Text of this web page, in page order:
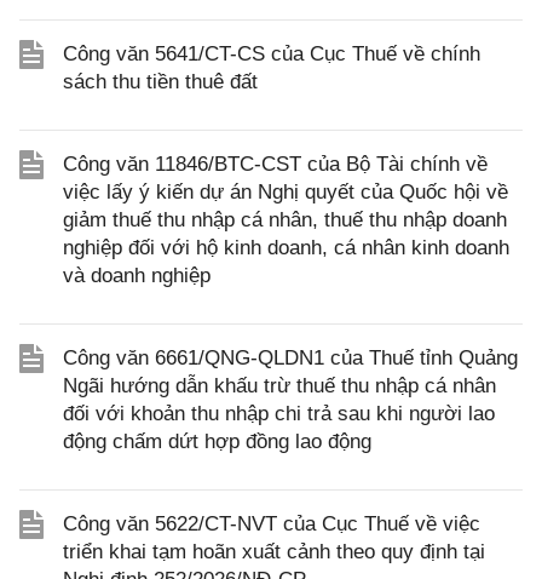
Công văn 5641/CT-CS của Cục Thuế về chính
sách thu tiền thuê đất
Công văn 11846/BTC-CST của Bộ Tài chính về
việc lấy ý kiến dự án Nghị quyết của Quốc hội về
giảm thuế thu nhập cá nhân, thuế thu nhập doanh
nghiệp đối với hộ kinh doanh, cá nhân kinh doanh
và doanh nghiệp
Công văn 6661/QNG-QLDN1 của Thuế tỉnh Quảng
Ngãi hướng dẫn khấu trừ thuế thu nhập cá nhân
đối với khoản thu nhập chi trả sau khi người lao
động chấm dứt hợp đồng lao động
Công văn 5622/CT-NVT của Cục Thuế về việc
triển khai tạm hoãn xuất cảnh theo quy định tại